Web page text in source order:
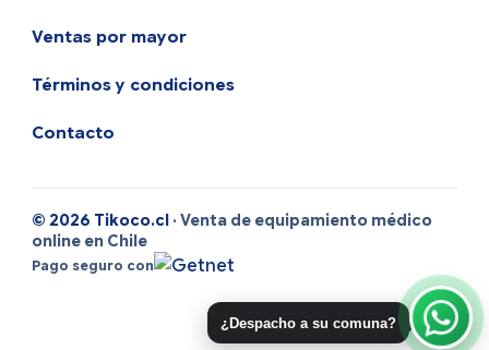
Ventas por mayor
Términos y condiciones
Contacto
© 2026 Tikoco.cl · Venta de equipamiento médico
online en Chile
Pago seguro con
¿Despacho a su comuna?